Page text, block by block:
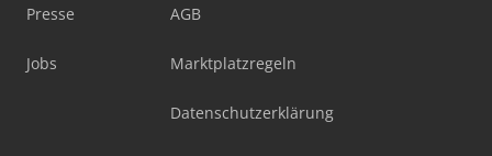
Presse
Jobs
AGB
Marktplatzregeln
Datenschutzerklärung